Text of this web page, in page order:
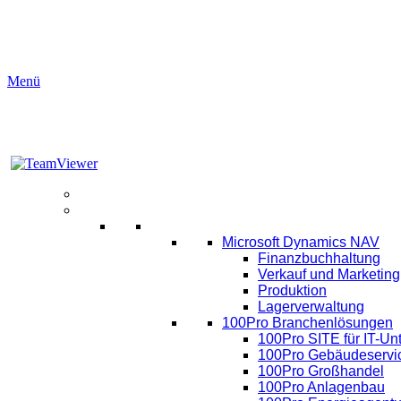
Menü
Microsoft Dynamics NAV
Finanzbuchhaltung
Verkauf und Marketing
Produktion
Lagerverwaltung
100Pro Branchenlösungen
100Pro SITE für IT-
100Pro
100Pro Großhandel
100Pro Anlagenbau